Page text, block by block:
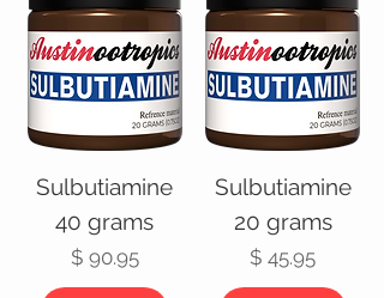
Sulbutiamine
20 grams
מחיר
Sulbutiamine
40 grams
מחיר‏90.95 ‏$